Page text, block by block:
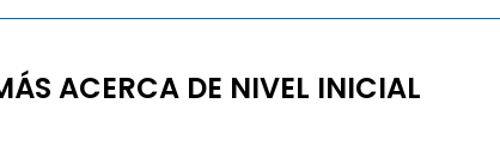
ACERCA DE NIVEL INICIAL